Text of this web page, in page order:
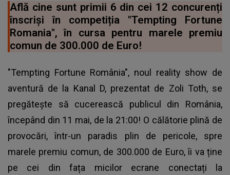
Află cine sunt primii 6 din cei 12 concurenți
înscriși în competiția "Tempting Fortune
Romania", în cursa pentru marele premiu
comun de 300.000 de Euro!
"Tempting Fortune România", noul reality show de
aventură de la Kanal D, prezentat de Zoli Toth, se
pregătește să cucerească publicul din România,
începând din 11 mai, de la 21:00! O călătorie plină de
provocări, într-un paradis plin de pericole, spre
marele premiu comun, de 300.000 de Euro, îi va ține
pe cei din fața micilor ecrane conectați la